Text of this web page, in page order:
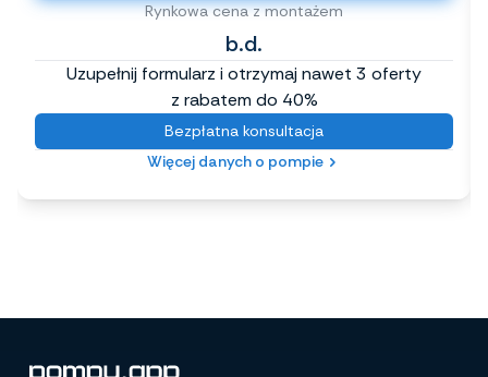
Rynkowa cena z montażem
b.d.
Uzupełnij formularz i otrzymaj nawet 3 oferty
z rabatem do 40%
Bezpłatna konsultacja
Więcej danych o pompie